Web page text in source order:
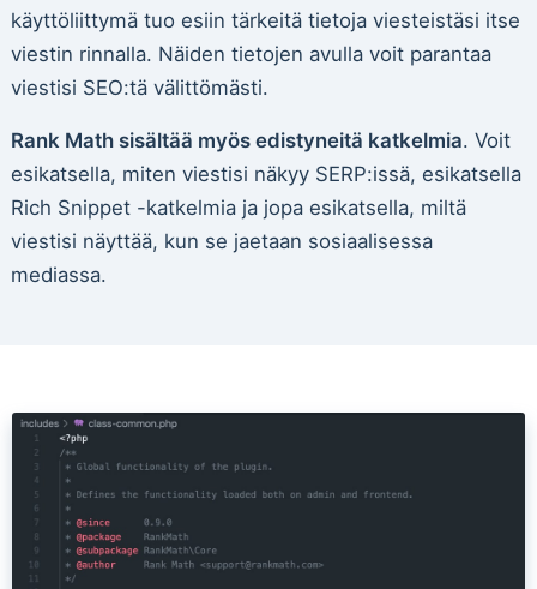
käyttöliittymä tuo esiin tärkeitä tietoja viesteistäsi itse
viestin rinnalla. Näiden tietojen avulla voit parantaa
viestisi SEO:tä välittömästi.
Rank Math sisältää myös edistyneitä katkelmia. Voit
esikatsella, miten viestisi näkyy SERP:issä, esikatsella
Rich Snippet -katkelmia ja jopa esikatsella, miltä
viestisi näyttää, kun se jaetaan sosiaalisessa
mediassa.